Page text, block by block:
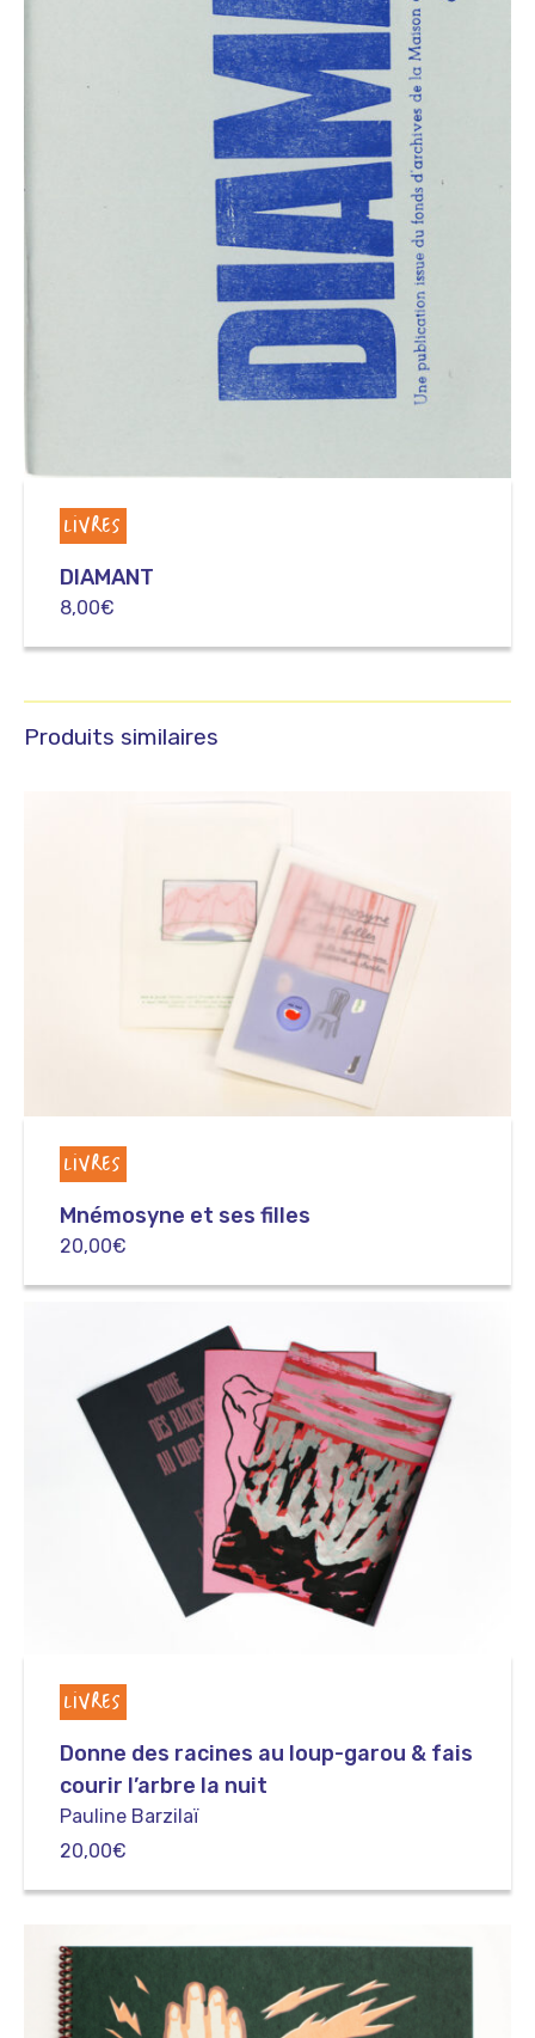
LIVRES
DIAMANT
8,00€
Produits similaires
LIVRES
Mnémosyne et ses filles
20,00€
LIVRES
Donne des racines au loup-garou & fais
courir l’arbre la nuit
Pauline Barzilaï
20,00€